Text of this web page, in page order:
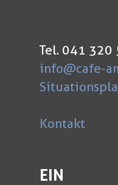
Tel. 041 320
info@cafe-
Kontakt
EIN